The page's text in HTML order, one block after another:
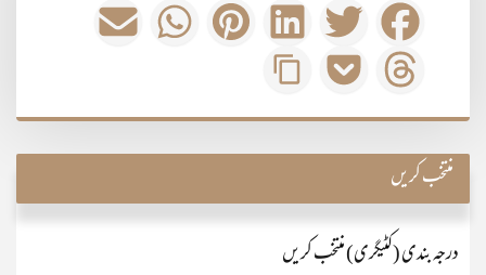
منتخب کریں
درجہ بندی (کٹیگری) منتخب کریں